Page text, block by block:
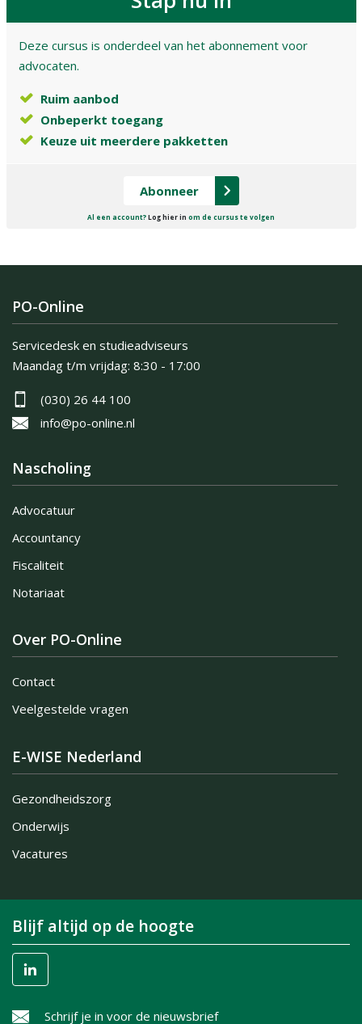
Deze cursus is onderdeel van het abonnement voor
advocaten.
Ruim aanbod
Onbeperkt toegang
Keuze uit meerdere pakketten
Abonneer
Al een account?Log hier in om de cursus te volgen
PO-Online
Servicedesk en studieadviseurs
Maandag t/m vrijdag: 8:30 - 17:00
(030) 26 44 100
info@po-online.nl
Nascholing
Advocatuur
Accountancy
Fiscaliteit
Notariaat
Over PO-Online
Contact
Veelgestelde vragen
E-WISE Nederland
Gezondheidszorg
Onderwijs
Vacatures
Blijf altijd op de hoogte
Schrijf je in voor de nieuwsbrief